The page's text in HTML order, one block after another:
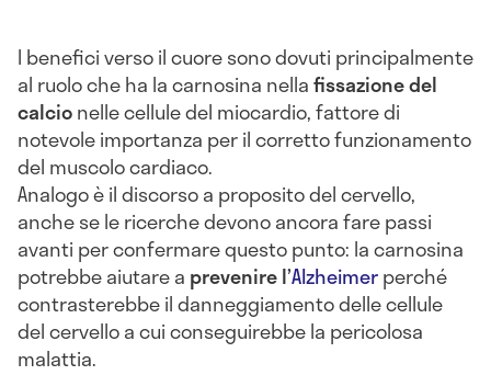
I benefici verso il cuore sono dovuti principalmente
al ruolo che ha la carnosina nellafissazione del
calcionelle cellule del miocardio, fattore di
notevole importanza per il corretto funzionamento
del muscolo cardiaco.
Analogo è il discorso a proposito del cervello,
anche se le ricerche devono ancora fare passi
avanti per confermare questo punto: la carnosina
potrebbe aiutare a prevenire l’Alzheimerperché
contrasterebbe il danneggiamento delle cellule
del cervello a cui conseguirebbe la pericolosa
malattia.